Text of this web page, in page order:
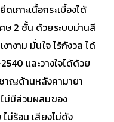
กาะเนื้อกระเบื้องได้
ษ 2 ชั้น ด้วยระบบม่านสี
างาม มั่นใจ ไร้กังวล ได้
และวางใจได้ด้วย
าญด้านหลังคามายา
ม่มีส่วนผสมของ
ม่ร้อน เสียงไม่ดัง